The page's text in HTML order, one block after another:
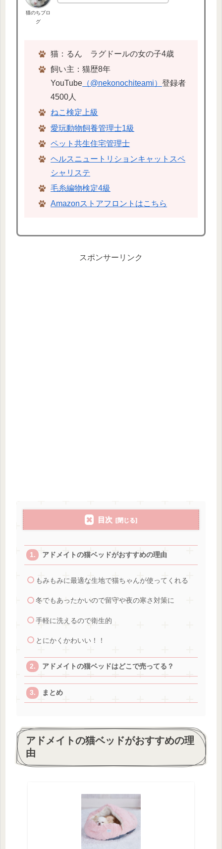
猫のちブロ
グ
猫：るん ラグドールの女の子4歳
飼い主：猫歴8年
YouTube （@nekonochiteami）登録者
4500人
ねこ検定上級
愛玩動物飼養管理士1級
ペット共生住宅管理士
ヘルスニュートリションキャットスペ
シャリステ
毛糸編物検定4級
Amazonストアフロントはこちら
スポンサーリンク
目次
アドメイトの猫ベッドがおすすめの理由
もみもみに最適な生地で猫ちゃんが使ってくれる
冬でもあったかいので留守や夜の寒さ対策に
手軽に洗えるので衛生的
とにかくかわいい！！
アドメイトの猫ベッドはどこで売ってる？
まとめ
アドメイトの猫ベッドがおすすめの理
由